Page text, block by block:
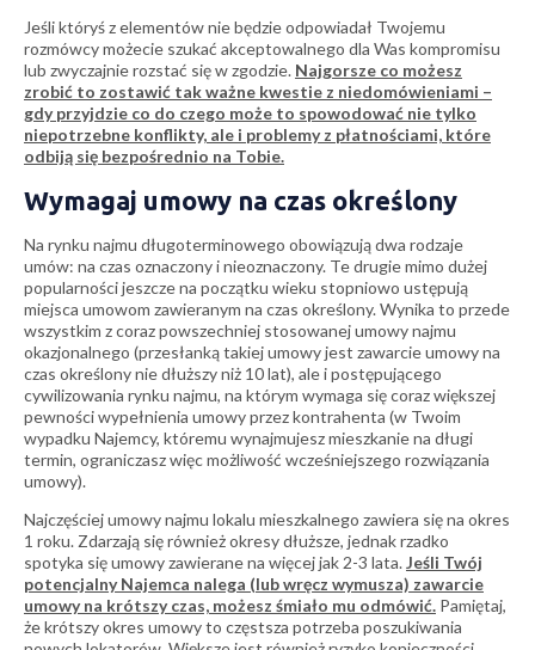
Jeśli któryś z elementów nie będzie odpowiadał Twojemu
rozmówcy możecie szukać akceptowalnego dla Was kompromisu
lub zwyczajnie rozstać się w zgodzie. Najgorsze co możesz
zrobić to zostawić tak ważne kwestie z niedomówieniami –
gdy przyjdzie co do czego może to spowodować nie tylko
niepotrzebne konflikty, ale i problemy z płatnościami, które
odbiją się bezpośrednio na Tobie.
Wymagaj umowy na czas określony
Na rynku najmu długoterminowego obowiązują dwa rodzaje
umów: na czas oznaczony i nieoznaczony. Te drugie mimo dużej
popularności jeszcze na początku wieku stopniowo ustępują
miejsca umowom zawieranym na czas określony. Wynika to przede
wszystkim z coraz powszechniej stosowanej umowy najmu
okazjonalnego (przesłanką takiej umowy jest zawarcie umowy na
czas określony nie dłuższy niż 10 lat), ale i postępującego
cywilizowania rynku najmu, na którym wymaga się coraz większej
pewności wypełnienia umowy przez kontrahenta (w Twoim
wypadku Najemcy, któremu wynajmujesz mieszkanie na długi
termin, ograniczasz więc możliwość wcześniejszego rozwiązania
umowy).
Najczęściej umowy najmu lokalu mieszkalnego zawiera się na okres
1 roku. Zdarzają się również okresy dłuższe, jednak rzadko
spotyka się umowy zawierane na więcej jak 2-3 lata.Jeśli Twój
potencjalny Najemca nalega (lub wręcz wymusza) zawarcie
umowy na krótszy czas, możesz śmiało mu odmówić. Pamiętaj,
że krótszy okres umowy to częstsza potrzeba poszukiwania